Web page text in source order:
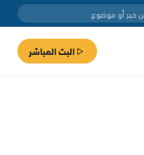
البث المباشر